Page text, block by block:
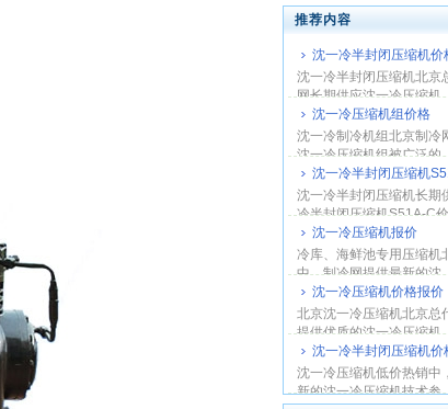
推荐内容
沈一冷半封闭压缩机价
沈一冷半封闭压缩机北京
网长期供应沈一冷压缩机
沈一冷压缩机组价格
沈一冷制冷机组北京制冷
沈一冷压缩机组被广泛的
沈一冷半封闭压缩机
沈一冷半封闭压缩机长期
冷半封闭压缩机S51A-C
沈一冷压缩机报价
冷库、海鲜池专用压缩机
中，制冷网提供最新的沈
沈一冷压缩机价格报价
北京沈一冷压缩机北京总
提供优质的沈一冷压缩机
沈一冷半封闭压缩机价
沈一冷压缩机低价热销中
新的沈一冷压缩机技术参